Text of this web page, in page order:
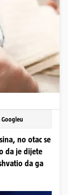
no otac se
da je dijete
da ga